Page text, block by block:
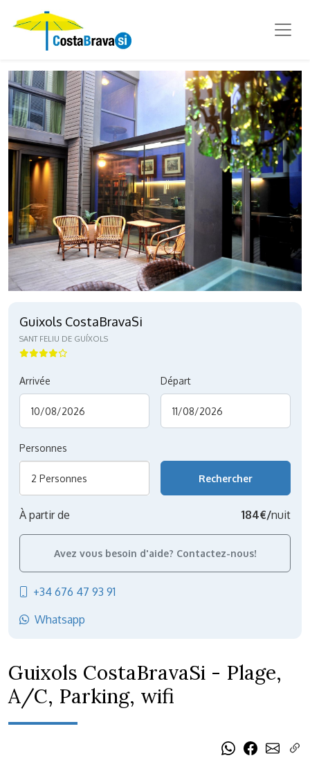
Guixols CostaBravaSi - Plage,
A/C, Parking, wifi
Guixols CostaBravaSi
SANT FELIU DE GUÍXOLS
Arrivée Départ
Personnes
2 Personnes
À partir de 184€/nuit
Avez vous besoin d'aide? Contactez-nous!
+34 676 47 93 91
Whatsapp